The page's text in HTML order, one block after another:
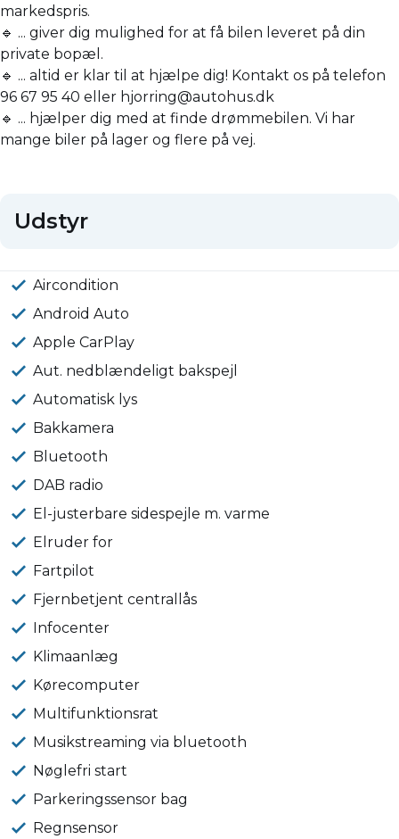
markedspris.
🔹 ... giver dig mulighed for at få bilen leveret på din
private bopæl.
🔹 ... altid er klar til at hjælpe dig! Kontakt os på telefon
96 67 95 40 eller hjorring@autohus.dk
🔹 ... hjælper dig med at finde drømmebilen. Vi har
mange biler på lager og flere på vej.
Udstyr
Aircondition
Android Auto
Apple CarPlay
Aut. nedblændeligt bakspejl
Automatisk lys
Bakkamera
Bluetooth
DAB radio
El-justerbare sidespejle m. varme
Elruder for
Fartpilot
Fjernbetjent centrallås
Infocenter
Klimaanlæg
Kørecomputer
Multifunktionsrat
Musikstreaming via bluetooth
Nøglefri start
Parkeringssensor bag
Regnsensor